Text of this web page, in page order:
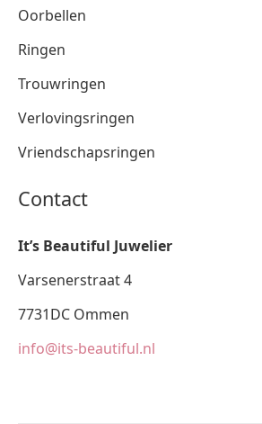
Oorbellen
Ringen
Trouwringen
Verlovingsringen
Vriendschapsringen
Contact
It’s Beautiful Juwelier
Varsenerstraat 4
7731DC Ommen
info@its-beautiful.nl